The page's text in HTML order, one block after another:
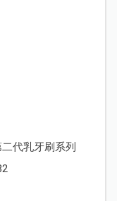
二代乳牙刷系列